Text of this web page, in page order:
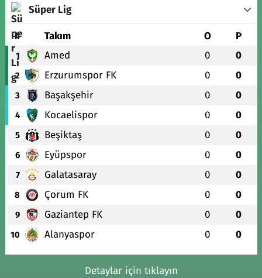
Süper Lig
# Takım O P
1 Amed 0 0
2 Erzurumspor FK 0 0
3 Başakşehir 0 0
4 Kocaelispor 0 0
5 Beşiktaş 0 0
6 Eyüpspor 0 0
7 Galatasaray 0 0
8 Çorum FK 0 0
9 Gaziantep FK 0 0
10 Alanyaspor 0 0
Detaylar için tıklayın